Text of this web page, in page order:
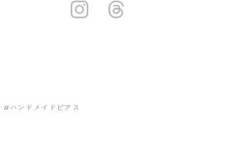
https://
#ハンドメイドピアス